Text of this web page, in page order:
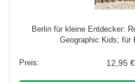
Berlin für kleine Entdecker:
Geographic Kids; für
12,95 €